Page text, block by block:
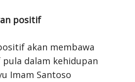
positif
akan membawa
dalam kehidupan
Imam Santoso